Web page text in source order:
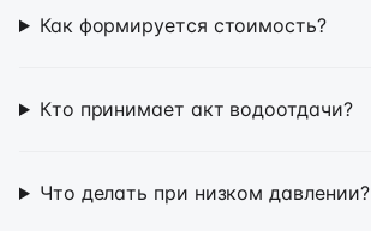
Как формируется стоимость?
Кто принимает акт водоотдачи?
Что делать при низком давлении?